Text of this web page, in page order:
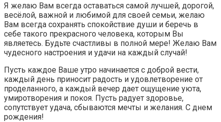
Я желаю Вам всегда оставаться самой лучшей, дорогой,
весёлой, важной и любимой для своей семьи, желаю
Вам всегда сохранять спокойствие души и беречь в
себе такого прекрасного человека, которым Вы
являетесь. Будьте счастливы в полной мере! Желаю Вам
чудесного настроения и удачи на каждый случай!
Пусть каждое Ваше утро начинается с доброй вести,
каждый день приносит радость и удовлетворение от
проделанного, а каждый вечер дает ощущение уюта,
умиротворения и покоя. Пусть радует здоровье,
сопутствует удача, сбываются мечты и желания. С днем
рождения!